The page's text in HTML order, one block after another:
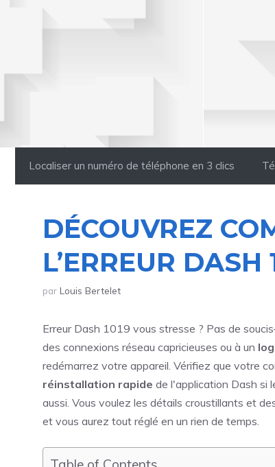
Localiser un numéro de téléphone en 3 clics
DÉCOUVREZ
L’ERREUR
par Louis Bertelet
Erreur Dash 1019 vous stresse ? Pas de
des connexions réseau capricieuses ou à un
redémarrez votre appareil. Vérifiez que votre
réinstallation rapide de l'application Dash si
aussi. Vous voulez les détails croustillants et
et vous aurez tout réglé en un rien de temps.